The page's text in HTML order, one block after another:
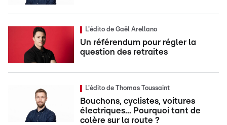
L'édito de Gaël Arellano
Un référendum pour régler la
question des retraites
L'édito de Thomas Toussaint
Bouchons, cyclistes, voitures
électriques... Pourquoi tant de
colère sur la route ?